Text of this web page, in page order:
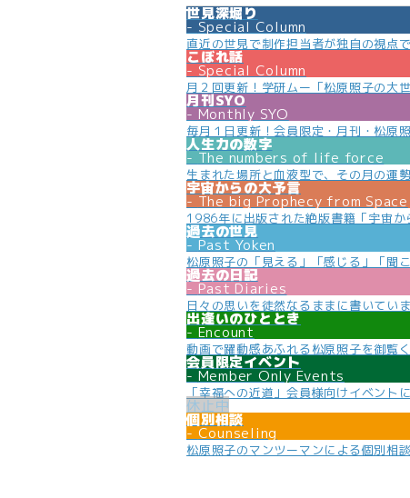
世見深堀り
Special Column
直近の世見で制作担当者が独自の視点
こぼれ話
Special Column
月２回更新！学研ムー「松原照子の大
月刊SYO
Monthly SYO
毎月１日更新！会員限定・月刊・松原
人生力の数字
The numbers of life force
生まれた場所と血液型で、その月の運
宇宙からの大予言
The big Prophecy from Space
1986年に出版された絶版書籍「宇宙か
過去の世見
Past Yoken
松原照子の「見える」「感じる」「聞
過去の日記
Past Diaries
日々の思いを徒然なるままに書いてい
出逢いのひととき
Encount
動画で躍動感あふれる松原照子を御覧く
会員限定イベント
Member Only Events
「幸福への近道」会員様向けイベント
個別相談
Counseling
松原照子のマンツーマンによる個別相